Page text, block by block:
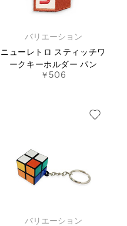
バリエーション
ニューレトロ スティッチワ
ークキーホルダー パン
￥506
バリエーション